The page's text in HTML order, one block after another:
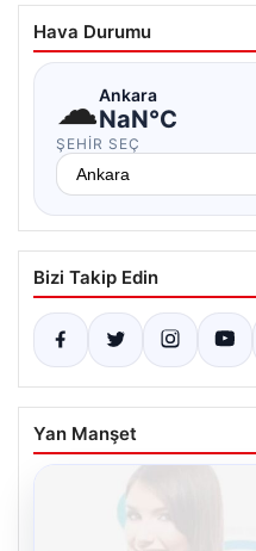
Hava Durumu
☁Ankara
NaN°C
ŞEHIR SEÇ
Bizi Takip Edin
Yan Manşet